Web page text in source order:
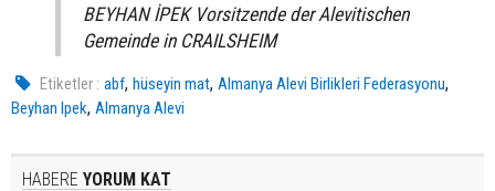
BEYHAN İPEK Vorsitzende der Alevitischen
Gemeinde in CRAILSHEIM
Etiketler : abf,hüseyin mat,Almanya Alevi Birlikleri Federasyonu,
Beyhan Ipek, Almanya Alevi
HABERE YORUM KAT